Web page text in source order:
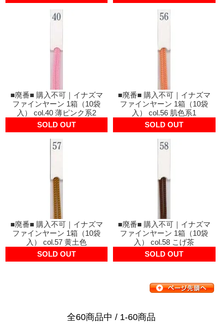
■廃番■ 購入不可｜イナズマ
ファインヤーン 1箱（10袋
入） col.40 薄ピンク系2
SOLD OUT
■廃番■ 購入不可｜イナズマ
ファインヤーン 1箱（10袋
入） col.56 肌色系1
SOLD OUT
■廃番■ 購入不可｜イナズマ
ファインヤーン 1箱（10袋
入） col.57 黄土色
SOLD OUT
■廃番■ 購入不可｜イナズマ
ファインヤーン 1箱（10袋
入） col.58 こげ茶
SOLD OUT
全60商品中 / 1-60商品